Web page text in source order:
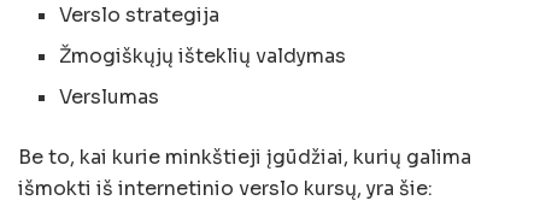
Verslo strategija
Žmogiškųjų išteklių valdymas
Verslumas
Be to, kai kurie minkštieji įgūdžiai, kurių galima
išmokti iš internetinio verslo kursų, yra šie: